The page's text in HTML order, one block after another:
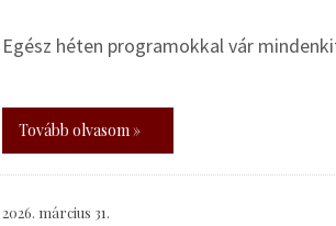
Egész héten programokkal vár
Tovább olvasom »
2026. március 31.